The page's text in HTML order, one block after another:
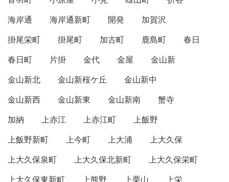
海岸通
海岸通新町 開発
加賀沢
掛尾栄町
掛尾町 加古町 鹿島町
春日
春日町
片掛 金代 金屋
金山新
金山新北
金山新桜ケ丘
金山新中
金山新西
金山新東 金山新南
蟹寺
加納
上赤江 上赤江町
上飯野
上飯野新町
上今町 上大浦
上大久保
上大久保泉町
上大久保北新町
上大久保栄町